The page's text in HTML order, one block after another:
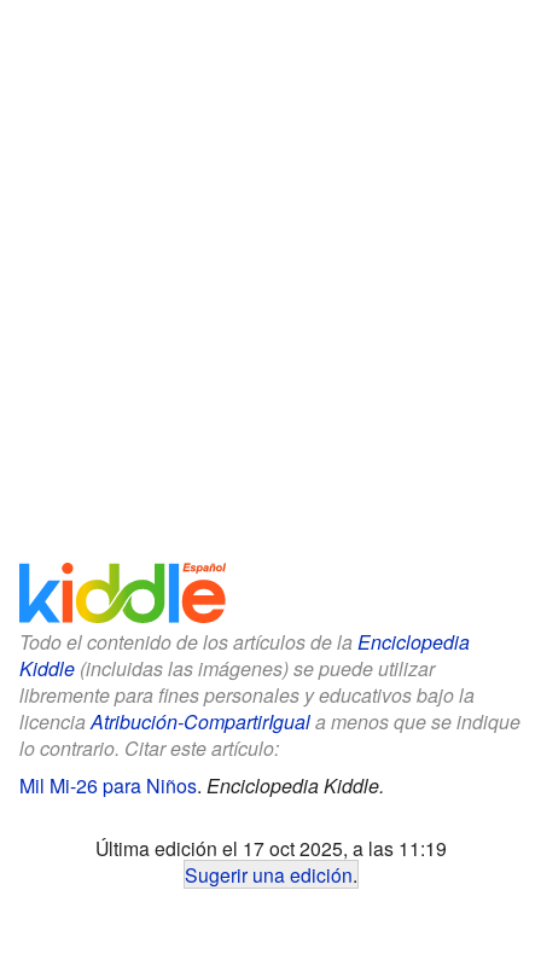
Todo el contenido de los artículos de la Enciclopedia
Kiddle (incluidas las imágenes) se puede utilizar
libremente para fines personales y educativos bajo la
licencia Atribución-CompartirIguala menos que se indique
lo contrario. Citar este artículo:
Mil Mi-26 para Niños. Enciclopedia Kiddle.
Última edición el 17 oct 2025, a las 11:19
Sugerir una edición.